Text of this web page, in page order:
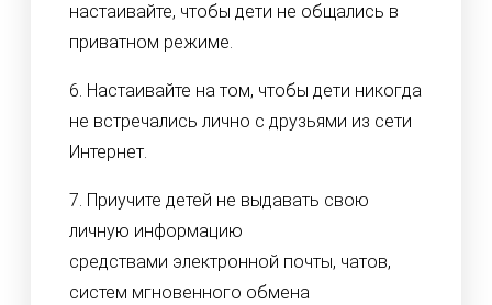
настаивайте, чтобы дети не общались в
приватном режиме.
6. Настаивайте на том, чтобы дети никогда
не встречались лично с друзьями из сети
Интернет.
7. Приучите детей не выдавать свою
личную информацию
средствами электронной почты, чатов,
систем мгновенного обмена